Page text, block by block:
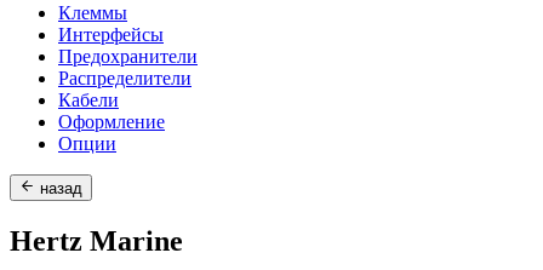
Клеммы
Интерфейсы
Предохранители
Распределители
Кабели
Оформление
Опции
назад
Hertz Marine